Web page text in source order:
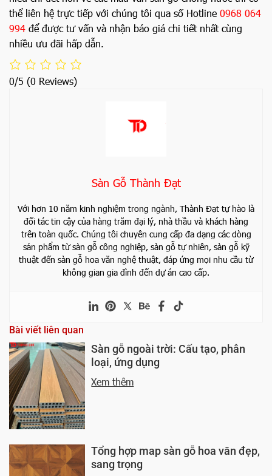
thể liên hệ trực tiếp với chúng tôi qua số Hotline 0968 064
994 để được tư vấn và nhận báo giá chi tiết nhất cùng
nhiều ưu đãi hấp dẫn.
0/5 (0 Reviews)
Sàn Gỗ Thành Đạt
Với hơn 10 năm kinh nghiệm trong ngành, Thành Đạt tự hào là
đối tác tin cậy của hàng trăm đại lý, nhà thầu và khách hàng
trên toàn quốc. Chúng tôi chuyên cung cấp đa dạng các dòng
sản phẩm từ sàn gỗ công nghiệp, sàn gỗ tự nhiên, sàn gỗ kỹ
thuật đến sàn gỗ hoa văn nghệ thuật, đáp ứng mọi nhu cầu từ
không gian gia đình đến dự án cao cấp.
Bài viết liên quan
Sàn gỗ ngoài trời: Cấu tạo, phân
loại, ứng dụng
Xem thêm
Tổng hợp map sàn gỗ hoa văn đẹp,
sang trọng